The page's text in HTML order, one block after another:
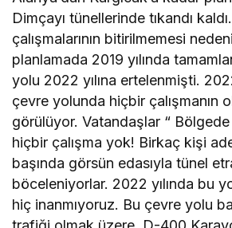
Dimçayı tünellerinde tıkandı
çalışmalarının bitirilmemesi
planlamada 2019 yılında
yolu 2022 yılına ertelenmişti.
çevre yolunda hiçbir çalışmanın
görülüyor. Vatandaşlar “
hiçbir çalışma yok! Birkaç kişi
başında görsün edasıyla tünel
böceleniyorlar. 2022 yılında bu
hiç inanmıyoruz. Bu çevre yolu